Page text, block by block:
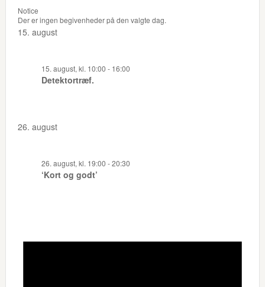
Notice
Der er ingen begivenheder på den valgte dag.
15. august
15. august, kl. 10:00 - 16:00
Detektortræf.
26. august
26. august, kl. 19:00 -20:30
‘Kort og godt’